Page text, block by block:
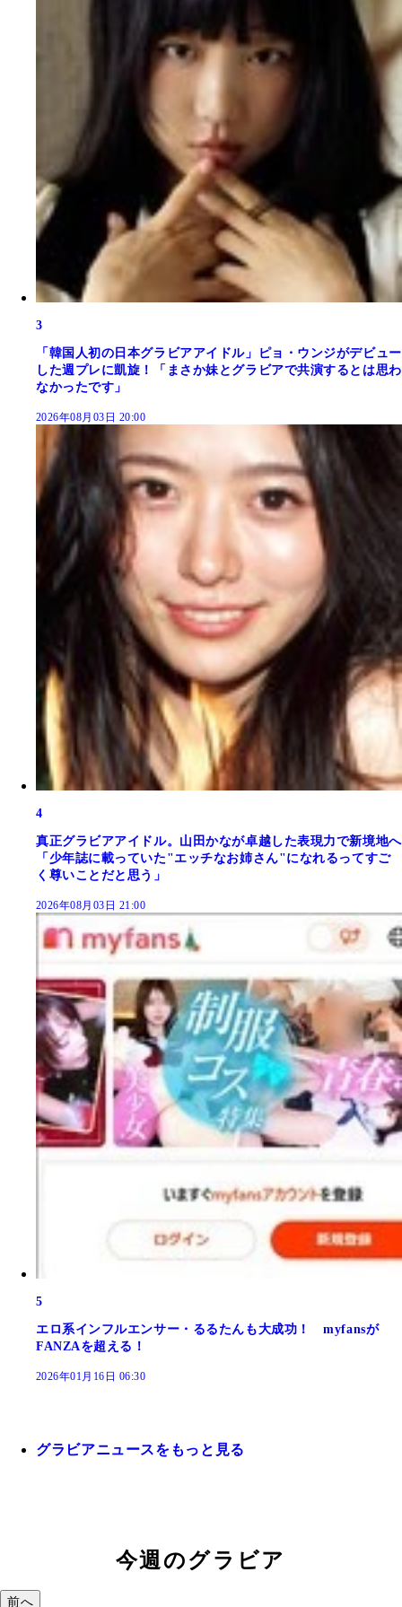
3
「韓国人初の日本グラビアアイドル」ピョ・ウンジがデビュー
した週プレに凱旋！「まさか妹とグラビアで共演するとは思わ
なかったです」
2026年08月03日 20:00
4
真正グラビアアイドル。山田かなが卓越した表現力で新境地へ
「少年誌に載っていた"エッチなお姉さん"になれるってすご
く尊いことだと思う」
2026年08月03日 21:00
5
エロ系インフルエンサー・るるたんも大成功！ myfansが
FANZAを超える！
2026年01月16日 06:30
グラビアニュースをもっと見る
今週のグラビア
前へ